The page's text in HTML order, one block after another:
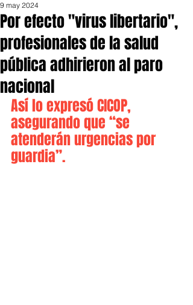
Por efecto "virus libertario",
profesionales de la salud
pública adhirieron al paro
nacional
9 may 2024
Así lo expresó CICOP,
asegurando que “se
atenderán urgencias por
guardia”.